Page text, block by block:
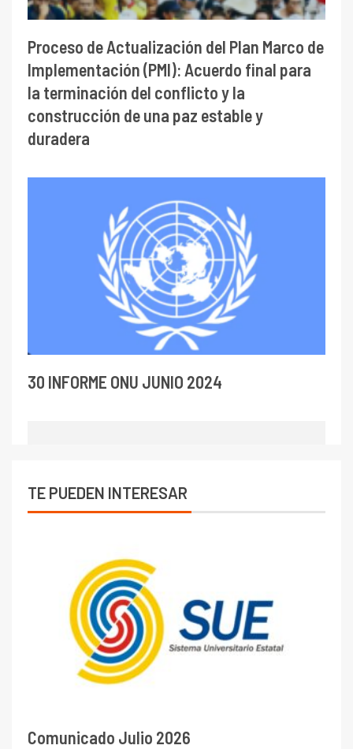
Proceso de Actualización del Plan Marco de
Implementación (PMI): Acuerdo final para
la terminación del conflicto y la
construcción de una paz estable y
duradera
30 INFORME ONU JUNIO 2024
TE PUEDEN INTERESAR
Comunicado Julio 2026